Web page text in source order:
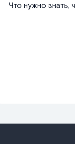
Что нужно знать,